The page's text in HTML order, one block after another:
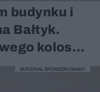
budynku i
Bałtyk.
kolosa
MATERIAŁ SPONSOROWANY